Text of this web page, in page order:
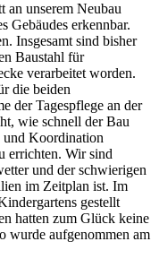
unserem Neubau
Gebäudes erkennbar.
Insgesamt sind bisher
Baustahl für
verarbeitet worden.
die beiden
der Tagespflege an der
wie schnell der Bau
und Koordination
errichten. Wir sind
und der schwierigen
im Zeitplan ist. Im
gestellt
hatten zum Glück keine
wurde aufgenommen am